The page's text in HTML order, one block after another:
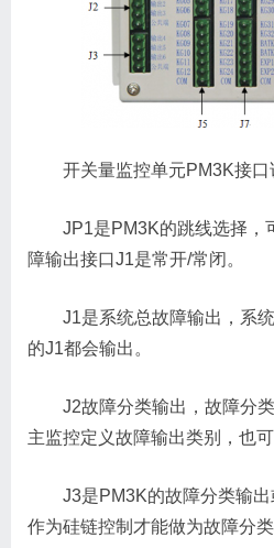
开关量监控单元PM3K接口
JP1是PM3K的跳线选择，
障输出接口J1是常开/常闭。
J1是系统总故障输出，系
的J1都会输出。
J2故障分类输出，故障分
主监控定义故障输出类别，也可
J3是PM3K的故障分类输
作为硅链控制才能做为故障分类